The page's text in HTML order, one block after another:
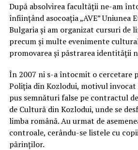
După absolvirea facultății ne-am
înființând asocoația „AVE” Uniunea
Bulgaria și am organizat cursuri de
precum și multe evenimente
promovarea și păstrarea identității
În 2007 ni s-a întocmit o cercetare
Poliția din Kozlodui, motivul invocat
pus semnături false pe contractul
de Cultură din Kozlodui, unde se
limba română. Au urmat de
controale, cerându-se listele cu
părinților.